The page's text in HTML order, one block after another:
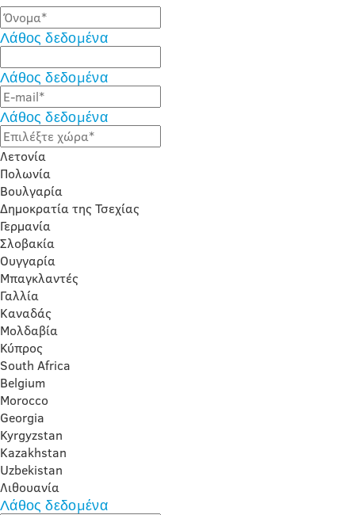
Λάθος δεδομένα
Λάθος δεδομένα
Λάθος δεδομένα
Λετονία
Πολωνία
Βουλγαρία
Δημοκρατία της Τσεχίας
Γερμανία
Σλοβακία
Ουγγαρία
Μπαγκλαντές
Γαλλία
Καναδάς
Μολδαβία
Κύπρος
South Africa
Belgium
Morocco
Georgia
Kyrgyzstan
Kazakhstan
Uzbekistan
Λιθουανία
Λάθος δεδομένα